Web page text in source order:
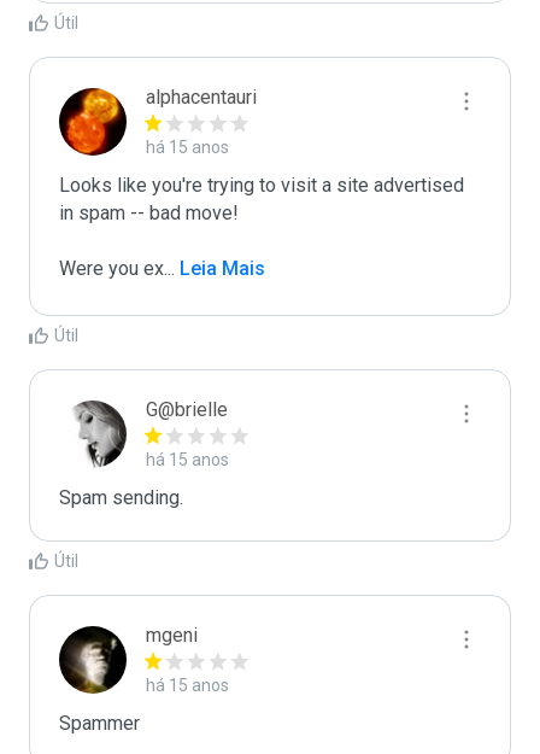
Útil
alphacentauri
há 15 anos
Looks like you're trying to visit a site advertised
in spam -- bad move!
Were you ex... Leia Mais
Útil
G@brielle
há 15 anos
Spam sending.
Útil
mgeni
há 15 anos
Spammer